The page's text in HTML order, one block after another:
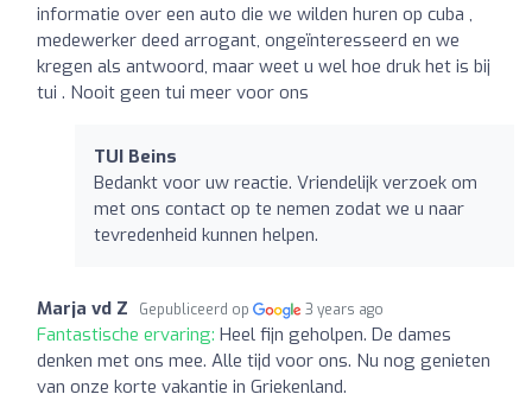
informatie over een auto die we wilden huren op cuba ,
medewerker deed arrogant, ongeïnteresseerd en we
kregen als antwoord, maar weet u wel hoe druk het is bij
tui . Nooit geen tui meer voor ons
TUI Beins
Bedankt voor uw reactie. Vriendelijk verzoek om
met ons contact op te nemen zodat we u naar
tevredenheid kunnen helpen.
Marja vd Z Gepubliceerd op 3 years ago
Fantastische ervaring: Heel fijn geholpen. De dames
denken met ons mee. Alle tijd voor ons. Nu nog genieten
van onze korte vakantie in Griekenland.